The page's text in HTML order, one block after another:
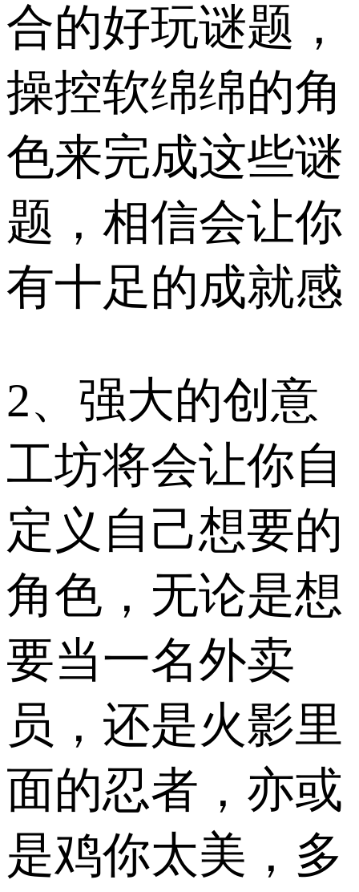
合的好玩谜题，
操控软绵绵的角
色来完成这些谜
题，相信会让你
有十足的成就感
2、强大的创意
工坊将会让你自
定义自己想要的
角色，无论是想
要当一名外卖
员，还是火影里
面的忍者，亦或
是鸡你太美，多